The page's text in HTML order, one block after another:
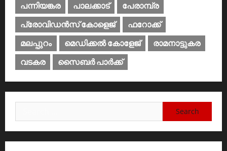
പന്നിയങ്കര
പാലക്കാട്‌
പേരാമ്പ്ര
പ്രോവിഡന്‍സ് കോളെജ്‌
ഫറോക്ക്
മലപ്പുറം
മെഡിക്കൽ കോളേജ്‌
രാമനാട്ടുകര
വടകര
സൈബര്‍ പാര്‍ക്ക്‌
for: